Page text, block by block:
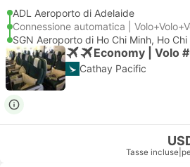
ADL Aeroporto di Adelaide
Connessione automatica |
SGN Aeroporto di Ho Chi Minh, Ho Chi
Economy | Volo
Cathay Pacific
Tasse incluse